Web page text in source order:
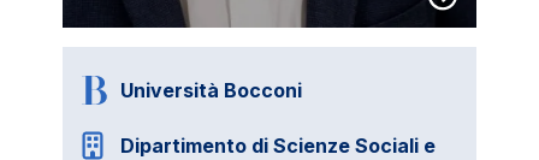
Università Bocconi
Dipartimento di Scienze Sociali e